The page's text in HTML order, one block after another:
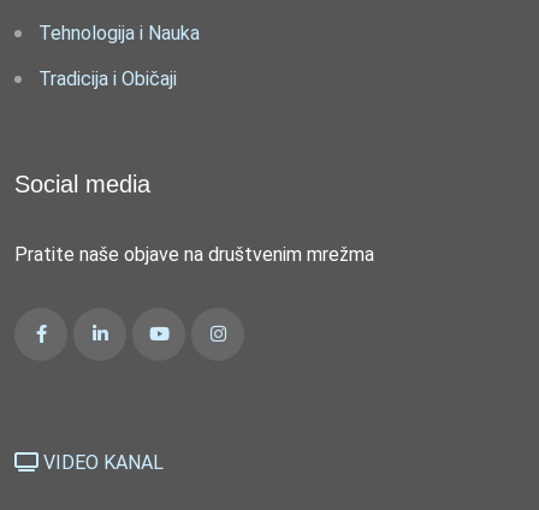
Tehnologija i Nauka
Tradicija i Običaji
Social media
Pratite naše objave na društvenim mrežma
VIDEO KANAL